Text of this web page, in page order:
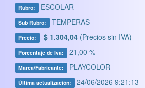
Rubro: ESCOLAR
Sub Rubro: TEMPERAS
Precio: $ 1.304,04 (Precios sin IVA)
Porcentaje de Iva: 21,00 %
Marca/Fabricante: PLAYCOLOR
Última actualización: 24/06/2026 9:21:13